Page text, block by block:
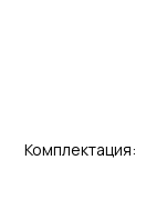
Комплектация: